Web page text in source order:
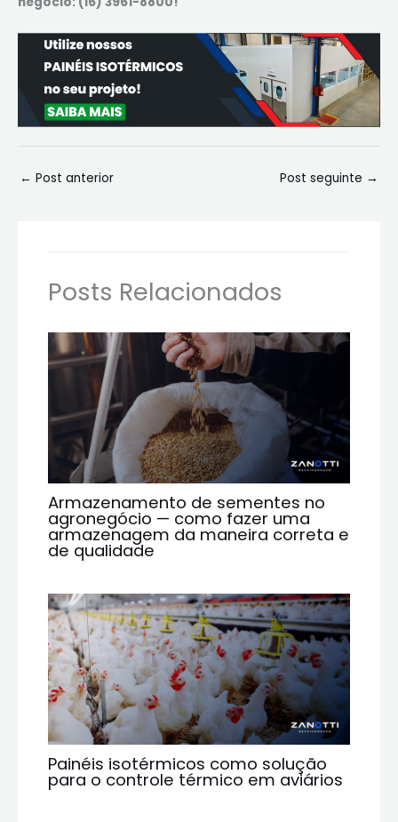
← Post anterior Post seguinte →
Posts Relacionados
Armazenamento de sementes no
agronegócio — como fazer uma
armazenagem da maneira correta e
de qualidade
Painéis isotérmicos como solução
para o controle térmico em aviários